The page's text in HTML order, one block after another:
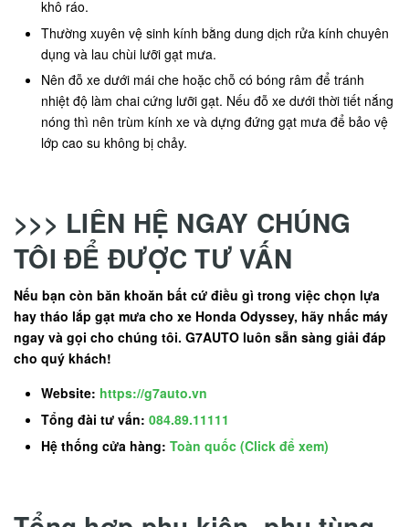
khô ráo.
Thường xuyên vệ sinh kính bằng dung dịch rửa kính chuyên
dụng và lau chùi lưỡi gạt mưa.
Nên đỗ xe dưới mái che hoặc chỗ có bóng râm để tránh
nhiệt độ làm chai cứng lưỡi gạt. Nếu đỗ xe dưới thời tiết nắng
nóng thì nên trùm kính xe và dựng đứng gạt mưa để bảo vệ
lớp cao su không bị chảy.
>>> LIÊN HỆ NGAY CHÚNG
TÔI ĐỂ ĐƯỢC TƯ VẤN
Nếu bạn còn băn khoăn bất cứ điều gì trong việc chọn lựa
hay tháo lắp gạt mưa cho xe Honda Odyssey, hãy nhấc máy
ngay và gọi cho chúng tôi. G7AUTO luôn sẵn sàng giải đáp
cho quý khách!
Website: https://g7auto.vn
Tổng đài tư vấn: 084.89.11111
Hệ thống cửa hàng: Toàn quốc (Click để xem)